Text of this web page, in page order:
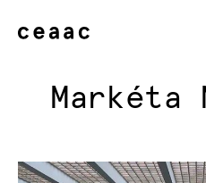
Markéta